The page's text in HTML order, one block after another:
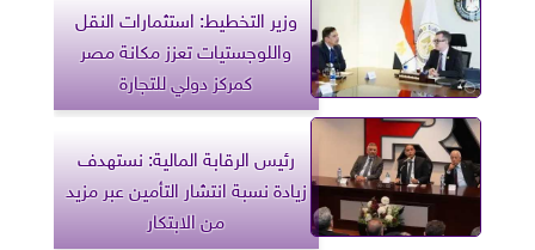
وزير التخطيط: استثمارات النقل
واللوجستيات تعزز مكانة مصر
كمركز دولي للتجارة
رئيس الرقابة المالية: نستهدف
زيادة نسبة انتشار التأمين عبر مزيد
من الابتكار